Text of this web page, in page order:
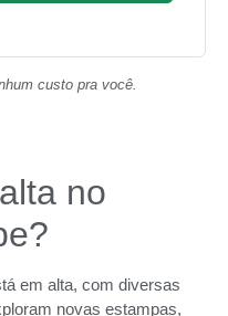
custo pra você.
no
em alta, com diversas
novas estampas,